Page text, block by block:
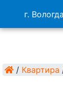
г.
/ Квартира